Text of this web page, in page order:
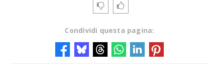
Condividi questa pagina: